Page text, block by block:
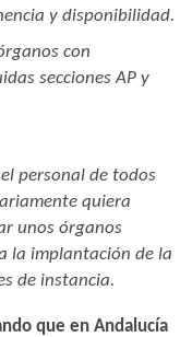
y disponibilidad.
con
secciones AP y
personal de todos
quiera
unos órganos
la implantación de la
de instancia.
que en Andalucía